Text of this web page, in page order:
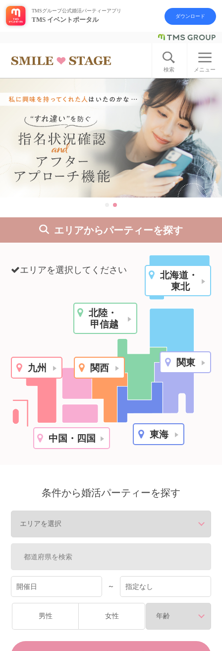
ログイン アカウント登録
はじめての方へ
今週の婚活パーティー
婚活パーティーの流れ
よくあるご質問
アフターアプローチとは
お問い合わせ
公式アカウントで最新情報を配信中！
約1,300店
おすすめの優良結婚相談所をご紹介
TMSグループ公式婚活パーティーアプリ
TMS イベントポータル ダウンロード
検索 メニュー
エリアからパーティーを探す
エリアを選択してください
北海道・
東北
北陸・
甲信越
関東
東海
関西
中国・四国
九州
条件から婚活パーティーを探す
～
男性 女性